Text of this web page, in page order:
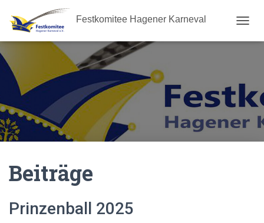
Festkomitee Hagener Karneval
A
A
T
I
O
N
U
Beiträge
Prinzenball 2025